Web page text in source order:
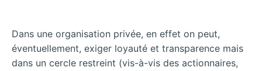
Dans une organisation privée, en effet on peut,
éventuellement, exiger loyauté et transparence mais
dans un cercle restreint (vis-à-vis des actionnaires,